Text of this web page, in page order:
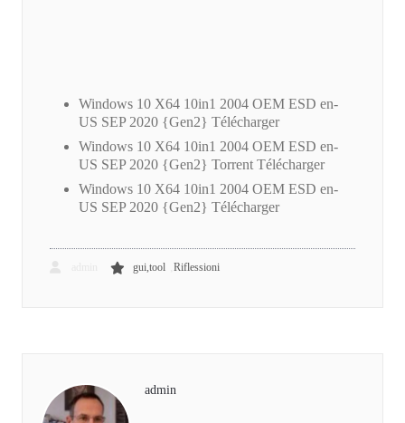
Windows 10 X64 10in1 2004 OEM ESD en-
US SEP 2020 {Gen2} Télécharger
Windows 10 X64 10in1 2004 OEM ESD en-
US SEP 2020 {Gen2} Torrent Télécharger
Windows 10 X64 10in1 2004 OEM ESD en-
US SEP 2020 {Gen2} Télécharger
gui,tool Riflessioni
admin